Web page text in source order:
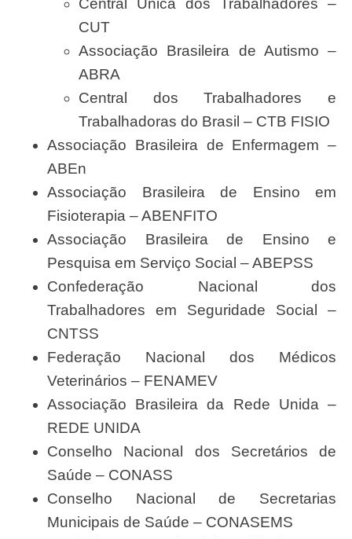
CUT
Associação Brasileira de Autismo –
ABRA
Central dos Trabalhadores e
Trabalhadoras do Brasil – CTB FISIO
Associação Brasileira de Enfermagem –
ABEn
Associação Brasileira de Ensino em
Fisioterapia – ABENFITO
Associação Brasileira de Ensino e
Pesquisa em Serviço Social – ABEPSS
Confederação Nacional dos
Trabalhadores em Seguridade Social –
CNTSS
Federação Nacional dos Médicos
Veterinários – FENAMEV
Associação Brasileira da Rede Unida –
REDE UNIDA
Conselho Nacional dos Secretários de
Saúde – CONASS
Conselho Nacional de Secretarias
Municipais de Saúde – CONASEMS